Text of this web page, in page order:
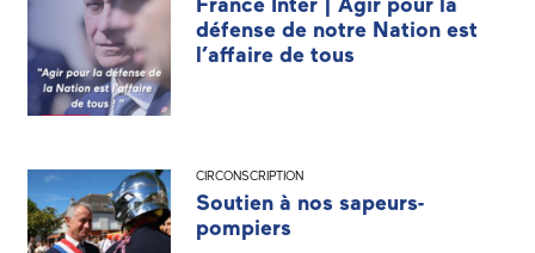
défense de notre Nation est
l’affaire de tous
CIRCONSCRIPTION
Soutien à nos sapeurs-
pompiers